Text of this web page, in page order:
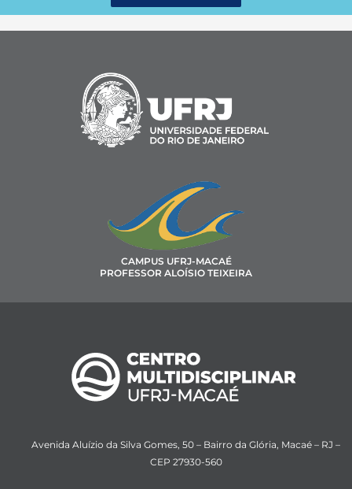
CAMPUS UFRJ-MACAÉ
PROFESSOR ALOÍSIO TEIXEIRA
Avenida Aluízio da Silva Gomes, 50 – Bairro da Glória, Macaé – RJ –
CEP 27930-560